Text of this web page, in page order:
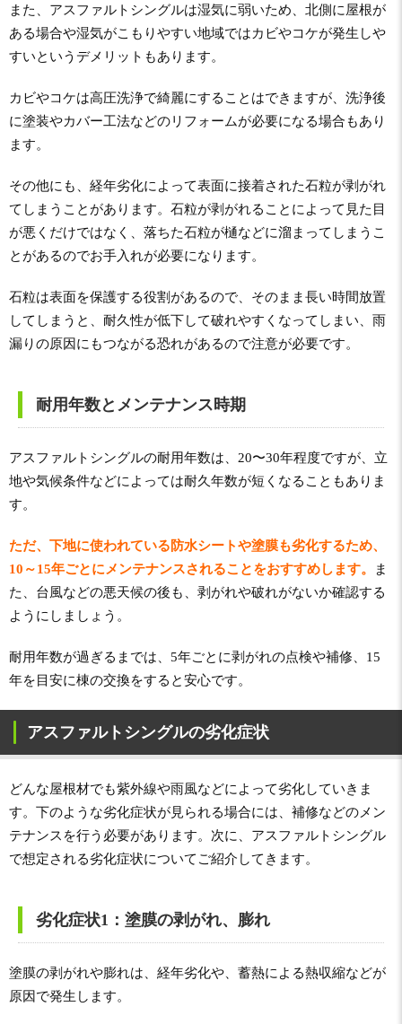
また、アスファルトシングルは湿気に弱いため、北側に屋根が
ある場合や湿気がこもりやすい地域ではカビやコケが発生しや
すいというデメリットもあります。
カビやコケは高圧洗浄で綺麗にすることはできますが、洗浄後
に塗装やカバー工法などのリフォームが必要になる場合もあり
ます。
その他にも、経年劣化によって表面に接着された石粒が剥がれ
てしまうことがあります。石粒が剥がれることによって見た目
が悪くだけではなく、落ちた石粒が樋などに溜まってしまうこ
とがあるのでお手入れが必要になります。
石粒は表面を保護する役割があるので、そのまま長い時間放置
してしまうと、耐久性が低下して破れやすくなってしまい、雨
漏りの原因にもつながる恐れがあるので注意が必要です。
耐用年数とメンテナンス時期
アスファルトシングルの耐用年数は、20〜30年程度ですが、立
地や気候条件などによっては耐久年数が短くなることもありま
す。
ただ、下地に使われている防水シートや塗膜も劣化するため、
10～15年ごとにメンテナンスされることをおすすめします。
ま
た、台風などの悪天候の後も、剥がれや破れがないか確認する
ようにしましょう。
耐用年数が過ぎるまでは、5年ごとに剥がれの点検や補修、15
年を目安に棟の交換をすると安心です。
アスファルトシングルの劣化症状
どんな屋根材でも紫外線や雨風などによって劣化していきま
す。下のような劣化症状が見られる場合には、補修などのメン
テナンスを行う必要があります。次に、アスファルトシングル
で想定される劣化症状についてご紹介してきます。
劣化症状1：塗膜の剥がれ、膨れ
塗膜の剥がれや膨れは、経年劣化や、蓄熱による熱収縮などが
原因で発生します。